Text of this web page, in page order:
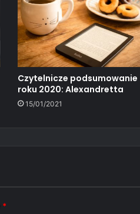
Czytelnicze podsumowanie
roku 2020: Alexandretta
15/01/2021
*